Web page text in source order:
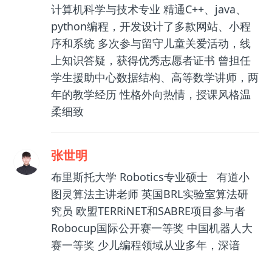
计算机科学与技术专业 精通C++、java、
python编程，开发设计了多款网站、小程
序和系统 多次参与留守儿童关爱活动，线
上知识答疑，获得优秀志愿者证书 曾担任
学生援助中心数据结构、高等数学讲师，两
年的教学经历 性格外向热情，授课风格温
柔细致
张世明
布里斯托大学 Robotics专业硕士 有道小
图灵算法主讲老师 英国BRL实验室算法研
究员 欧盟TERRiNET和SABRE项目参与者
Robocup国际公开赛一等奖 中国机器人大
赛一等奖 少儿编程领域从业多年，深谙